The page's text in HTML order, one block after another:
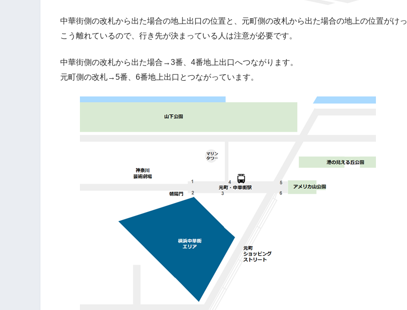
中華街側の改札から出た場合の地上出口の位置と、元町側の改札から出た場合の地上の位置がけっ
こう離れているので、行き先が決まっている人は注意が必要です。
中華街側の改札から出た場合→3番、4番地上出口へつながります。
元町側の改札→5番、6番地上出口とつながっています。